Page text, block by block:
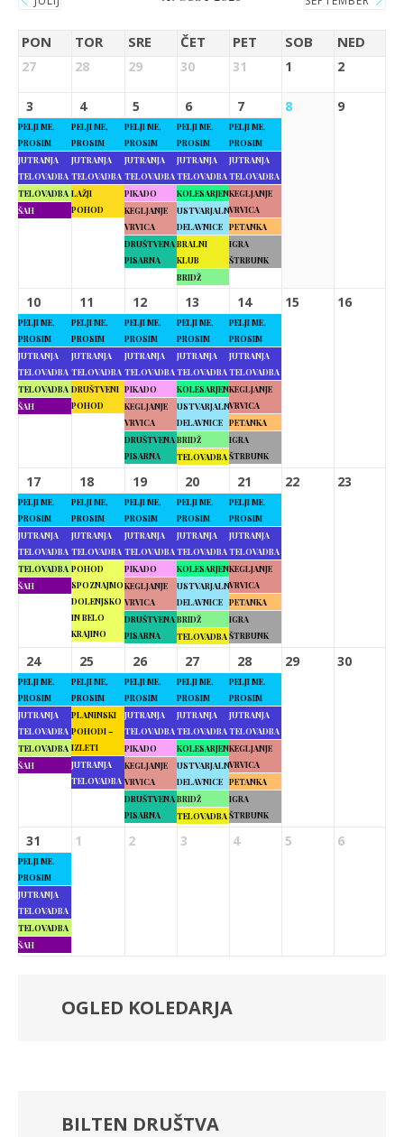
PON TOR SRE ČET PET SOB NED
27 28 29 30 31 1 2
3
PELJI ME,
PROSIM
JUTRANJA
TELOVADBA
TELOVADBA
ŠAH
4
PELJI ME,
PROSIM
JUTRANJA
TELOVADBA
LAŽJI
POHOD
5
PELJI ME,
PROSIM
JUTRANJA
TELOVADBA
PIKADO
KEGLJANJE
VRVICA
DRUŠTVENA
PISARNA
6
PELJI ME,
PROSIM
JUTRANJA
TELOVADBA
KOLESARJENJE
USTVARJALNE
DELAVNICE
BRALNI
KLUB
BRIDŽ
7
PELJI ME,
PROSIM
JUTRANJA
TELOVADBA
KEGLJANJE
VRVICA
PETANKA
IGRA
ŠTRBUNK
8 9
10
PELJI ME,
PROSIM
JUTRANJA
TELOVADBA
TELOVADBA
ŠAH
11
PELJI ME,
PROSIM
JUTRANJA
TELOVADBA
DRUŠTVENI
POHOD
12
PELJI ME,
PROSIM
JUTRANJA
TELOVADBA
PIKADO
KEGLJANJE
VRVICA
DRUŠTVENA
PISARNA
13
PELJI ME,
PROSIM
JUTRANJA
TELOVADBA
KOLESARJENJE
USTVARJALNE
DELAVNICE
BRIDŽ
TELOVADBA
14
PELJI ME,
PROSIM
JUTRANJA
TELOVADBA
KEGLJANJE
VRVICA
PETANKA
IGRA
ŠTRBUNK
15 16
17
PELJI ME,
PROSIM
JUTRANJA
TELOVADBA
TELOVADBA
ŠAH
18
PELJI ME,
PROSIM
JUTRANJA
TELOVADBA
POHOD
SPOZNAJMO
DOLENJSKO
IN BELO
KRAJINO
19
PELJI ME,
PROSIM
JUTRANJA
TELOVADBA
PIKADO
KEGLJANJE
VRVICA
DRUŠTVENA
PISARNA
20
PELJI ME,
PROSIM
JUTRANJA
TELOVADBA
KOLESARJENJE
USTVARJALNE
DELAVNICE
BRIDŽ
TELOVADBA
21
PELJI ME,
PROSIM
JUTRANJA
TELOVADBA
KEGLJANJE
VRVICA
PETANKA
IGRA
ŠTRBUNK
22 23
24
PELJI ME,
PROSIM
JUTRANJA
TELOVADBA
TELOVADBA
ŠAH
25
PELJI ME,
PROSIM
PLANINSKI
POHODI –
IZLETI
JUTRANJA
TELOVADBA
26
PELJI ME,
PROSIM
JUTRANJA
TELOVADBA
PIKADO
KEGLJANJE
VRVICA
DRUŠTVENA
PISARNA
27
PELJI ME,
PROSIM
JUTRANJA
TELOVADBA
KOLESARJENJE
USTVARJALNE
DELAVNICE
BRIDŽ
TELOVADBA
28
PELJI ME,
PROSIM
JUTRANJA
TELOVADBA
KEGLJANJE
VRVICA
PETANKA
IGRA
ŠTRBUNK
29 30
31
PELJI ME,
PROSIM
JUTRANJA
TELOVADBA
TELOVADBA
ŠAH
1 2 3 4 5 6
OGLED KOLEDARJA
BILTEN DRUŠTVA